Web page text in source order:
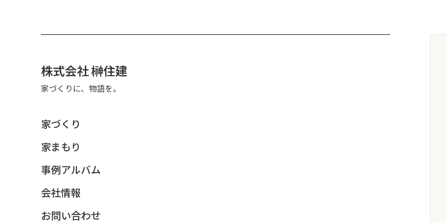
株式会社 榊住建
家づくりに、物語を。
家づくり
家まもり
事例アルバム
会社情報
お問い合わせ